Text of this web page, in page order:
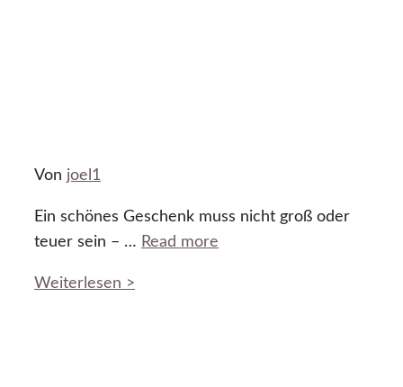
Von joel1
Ein schönes Geschenk muss nicht groß oder
teuer sein – … Read more
Weiterlesen >